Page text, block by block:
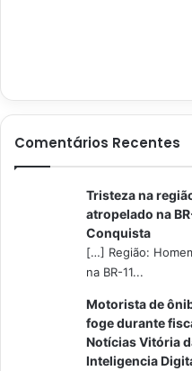
Comentários Recentes
Tristeza na
atropelado na
Conquista
[…] Região:
na BR-11...
Motorista de
foge durante
Notícias Vitória
Inteligencia